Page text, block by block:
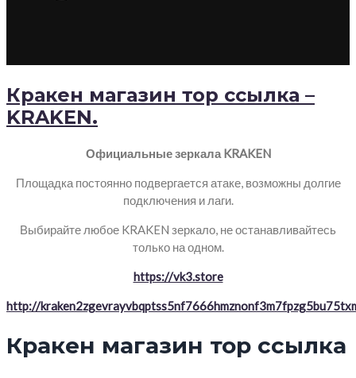
Кракен магазин тор ссылка –
KRAKEN.
Официальные зеркала KRAKEN
Площадка постоянно подвергается атаке, возможны долгие
подключения и лаги.
Выбирайте любое KRAKEN зеркало, не останавливайтесь
только на одном.
https://vk3.store
http://
Кракен магазин тор ссылка